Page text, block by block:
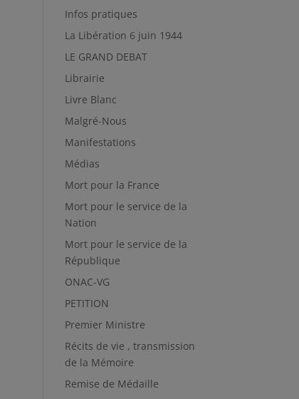
Infos pratiques
La Libération 6 juin 1944
LE GRAND DEBAT
Librairie
Livre Blanc
Malgré-Nous
Manifestations
Médias
Mort pour la France
Mort pour le service de la
Nation
Mort pour le service de la
République
ONAC-VG
PETITION
Premier Ministre
Récits de vie , transmission
de la Mémoire
Remise de Médaille